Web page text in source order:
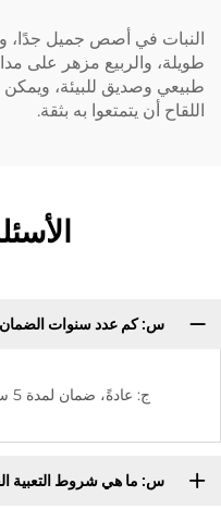
النبات في أصص جميل جدًا،
طويلة، والربيع مزهر على
طبيعي وصديق للبيئة،
اللقاح أن يتمتعوا به بثقة.
س: كم عدد سنوات الضمان
ج: عادةً، ضمان لمدة 5 سنوات.
س: ما هي شروط التعبية